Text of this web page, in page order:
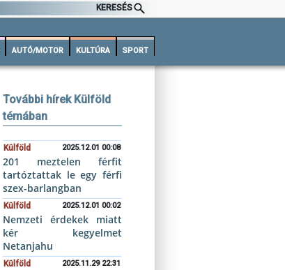
KERESÉS
AUTÓ/MOTOR KULTÚRA SPORT
További hírek Külföld
témában
Külföld 2025.12.01 00:08
201 meztelen férfit
tartóztattak le egy férfi
szex-barlangban
Külföld 2025.12.01 00:02
Nemzeti érdekek miatt
kér kegyelmet
Netanjahu
Külföld 2025.11.29 22:31